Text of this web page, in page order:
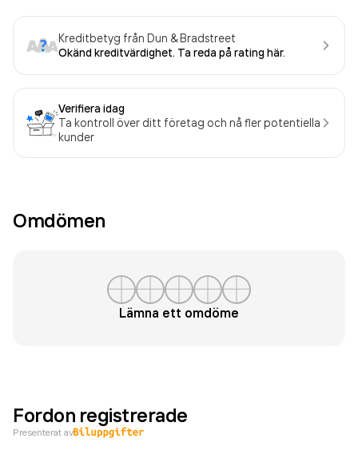
Kreditbetyg från Dun & Bradstreet
Okänd kreditvärdighet. Ta reda på rating här.
Verifiera idag
Ta kontroll över ditt företag och nå fler potentiella
kunder
Omdömen
Lämna ett omdöme
Fordon registrerade
Presenterat av